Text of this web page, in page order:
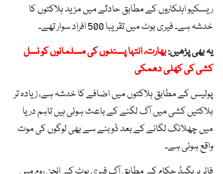
ریسکیو اہلکاروں کے مطابق حادثے میں مزید ہلاکتوں کا
خدشہ ہے۔ فیری بوٹ میں تقریبا 500 افراد سوار تھے۔
یہ بھی پڑھیں:بھارت، انتہا پسندوں کی مسلمانوں کو نسل
کشی کی کھلی دھمکی
پولیس کے مطابق ہلاکتوں میں اضافے کا خدشہ ہے، زیادہ تر
ہلاکتیں کشی میں آگ لگنے کے باعث ہوئی ہیں تاہم دریا
میں چھلانگ لگانے کے بعد ڈوبنے سے بھی لوگوں کی موت
واقع ہوئی ہے۔